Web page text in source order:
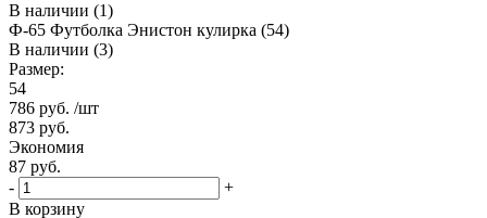
В наличии (1)
Ф-65 Футболка Энистон кулирка (54)
В наличии (3)
Размер:
54
786 руб. /шт
873 руб.
Экономия
87 руб.
-
+
В корзину